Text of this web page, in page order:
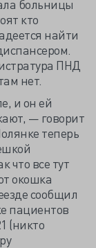
больницы
кто
найти
ПНД
нет.
и он ей
— говорит
теперь
что все тут
окошка
сообщил
пациентов
(никто